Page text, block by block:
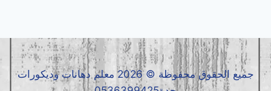
جده
|
فوم
جده
جميع الحقوق محفوظة © 2026 معلم دهانات وديكورات